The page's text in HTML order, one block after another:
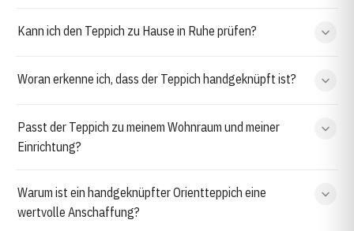
Kann ich den Teppich zu Hause in Ruhe prüfen?
Woran erkenne ich, dass der Teppich handgeknüpft ist?
Passt der Teppich zu meinem Wohnraum und meiner
Einrichtung?
Warum ist ein handgeknüpfter Orientteppich eine
wertvolle Anschaffung?